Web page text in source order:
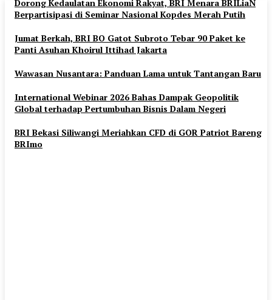
Dorong Kedaulatan Ekonomi Rakyat, BRI Menara BRILiaN
Berpartisipasi di Seminar Nasional Kopdes Merah Putih
Jumat Berkah, BRI BO Gatot Subroto Tebar 90 Paket ke
Panti Asuhan Khoirul Ittihad Jakarta
Wawasan Nusantara: Panduan Lama untuk Tantangan Baru
International Webinar 2026 Bahas Dampak Geopolitik
Global terhadap Pertumbuhan Bisnis Dalam Negeri
BRI Bekasi Siliwangi Meriahkan CFD di GOR Patriot Bareng
BRImo